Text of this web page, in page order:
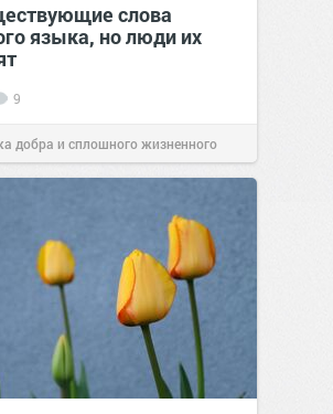
слова
языка, но люди их
9
добра и сплошного жизненного
22:3501 сен 2024